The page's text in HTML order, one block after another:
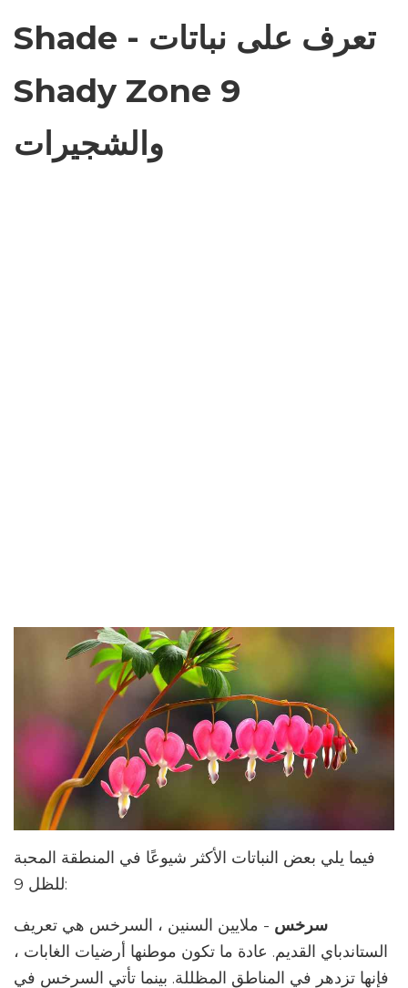
Shade - تعرف على نباتات
Shady Zone 9
والشجيرات
فيما يلي بعض النباتات الأكثر شيوعًا في المنطقة المحبة
للظل 9:
سرخس - ملايين السنين ، السرخس هي تعريف
الستاندباي القديم. عادة ما تكون موطنها أرضيات الغابات ،
فإنها تزدهر في المناطق المظللة. بينما تأتي السرخس في